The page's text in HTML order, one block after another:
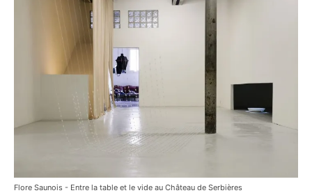
Flore Saunois - Entre la table et le vide au Château de Serbières